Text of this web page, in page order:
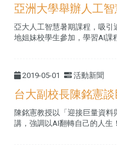
亞洲大學舉辦人工智
亞大人工智慧暑期課程，吸引
地姐妹校學生參加，學習AI課
2019-05-01 活動新聞
台大副校長陳銘憲
陳銘憲教授以「迎接巨量資
講，強調以AI翻轉自己的人生